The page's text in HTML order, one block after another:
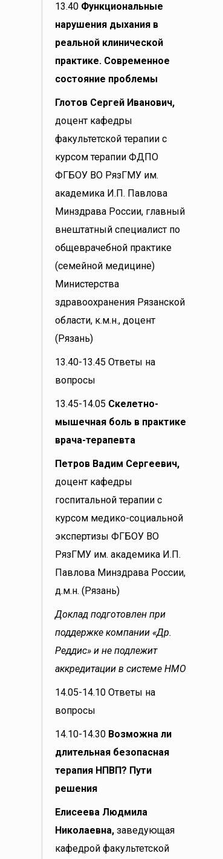
13.40 Функциональные
нарушения дыхания в
реальной клинической
практике. Современное
состояние проблемы
Глотов Сергей Иванович,
доцент кафедры
факультетской терапии с
курсом терапии ФДПО
ФГБОУ ВО РязГМУ им.
академика И.П. Павлова
Минздрава России, главный
внештатный специалист по
общеврачебной практике
(семейной медицине)
Министерства
здравоохранения Рязанской
области, к.м.н., доцент
(Рязань)
13.40-13.45 Ответы на
вопросы
13.45-14.05 Скелетно-
мышечная боль в практике
врача-терапевта
Петров Вадим Сергеевич,
доцент кафедры
госпитальной терапии с
курсом медико-социальной
экспертизы ФГБОУ ВО
РязГМУ им. академика И.П.
Павлова Минздрава России,
д.м.н. (Рязань)
Доклад подготовлен при
поддержке компании «Др.
Реддис» и не подлежит
аккредитации в системе НМО
14.05-14.10 Ответы на
вопросы
14.10-14.30 Возможна ли
длительная безопасная
терапия НПВП? Пути
решения
Елисеева Людмила
Николаевна, заведующая
кафедрой факультетской